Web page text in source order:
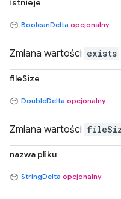
istnieje
BooleanDelta opcjonalny
Zmiana wartości exists
fileSize
DoubleDelta opcjonalny
Zmiana wartości
nazwa pliku
StringDelta opcjonalny